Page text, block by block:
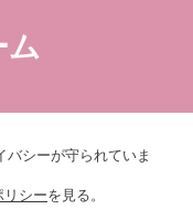
ム
シーが守られていま
リシーを見る。